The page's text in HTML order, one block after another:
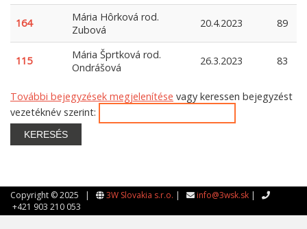
164
Mária Hôrková rod.
Zubová
20.4.2023 89
115
Mária Šprtková rod.
Ondrášová
26.3.2023 83
További bejegyzések megjelenítése vagy keressen bejegyzést
vezetéknév szerint:
KERESÉS
Copyright © 2025 | 3W Slovakia s.r.o. | info@3wsk.sk |
+421 903 210 053